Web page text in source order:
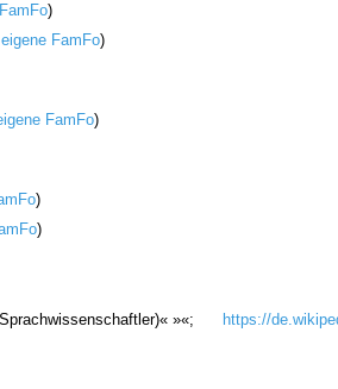
)
eigene FamFo)
FamFo)
)
)
»«; https://